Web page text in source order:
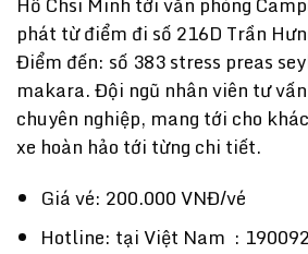
phát từ điểm đi số 216D Trần
Điểm đến: số 383 stress preas
makara. Đội ngũ nhân viên tư
chuyên nghiệp, mang tới cho
xe hoàn hảo tới từng chi tiết.
Giá vé: 200.000 VNĐ/vé
Hotline: tại Việt Nam :